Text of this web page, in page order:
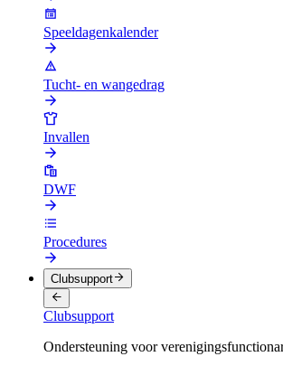
Speeldagenkalender
Tucht- en wangedrag
Invallen
DWF
Procedures
Clubsupport
Clubsupport
Ondersteuning voor